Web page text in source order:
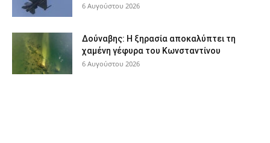
6 Αυγούστου 2026
Δούναβης: Η ξηρασία αποκαλύπτει τη
χαμένη γέφυρα του Κωνσταντίνου
6 Αυγούστου 2026